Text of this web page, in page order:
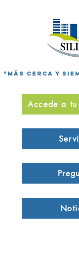
"Más cerca y
Accede a